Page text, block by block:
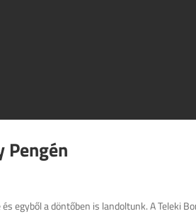
egyből a döntőben is landoltunk. A Teleki